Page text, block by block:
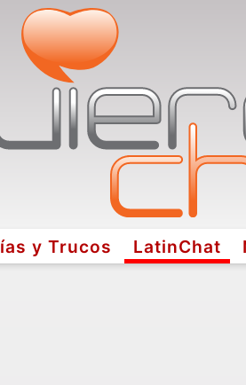
y Trucos LatinChat